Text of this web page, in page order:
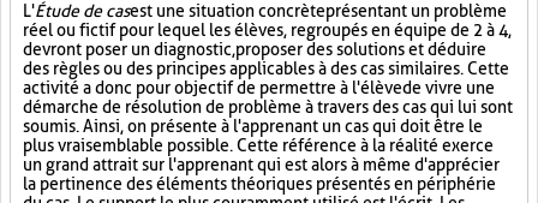
L'Étude de casest une situation concrète présentant un problème
réel ou fictif pour lequel les élèves, regroupés en équipe de 2 à 4,
devront poser un diagnostic, proposer des solutions et déduire
des règles ou des principes applicables à des cas similaires. Cette
activité a donc pour objectif de permettre à l'élève de vivre une
démarche de résolution de problème à travers des cas qui lui sont
soumis. Ainsi, on présente à l'apprenant un cas qui doit être le
plus vraisemblable possible. Cette référence à la réalité exerce
un grand attrait sur l'apprenant qui est alors à même d'apprécier
la pertinence des éléments théoriques présentés en périphérie